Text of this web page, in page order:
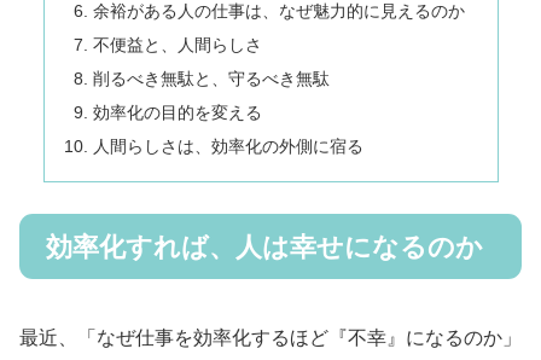
余裕がある人の仕事は、なぜ魅力的に見えるのか
不便益と、人間らしさ
削るべき無駄と、守るべき無駄
効率化の目的を変える
人間らしさは、効率化の外側に宿る
効率化すれば、人は幸せになるのか
最近、「なぜ仕事を効率化するほど『不幸』になるのか」